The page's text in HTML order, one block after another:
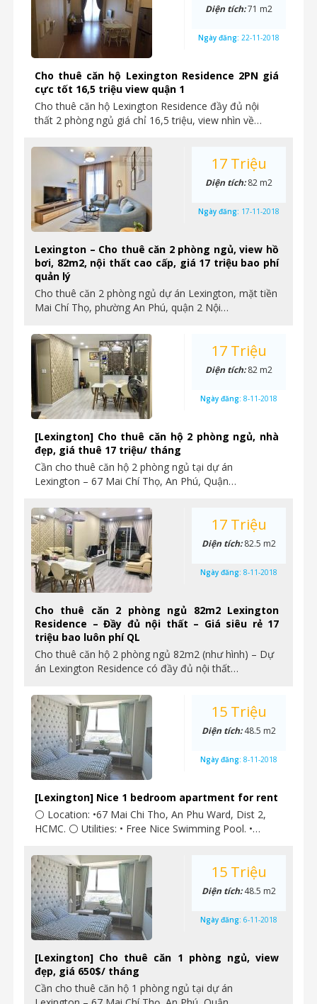
Cho thuê căn hộ Lexington Residence 2PN giá
cực tốt 16,5 triệu view quận 1
Cho thuê căn hộ Lexington Residence đầy đủ nội
thất 2 phòng ngủ giá chỉ 16,5 triệu, view nhìn về…
Diện tích:71 m2
Ngày đăng: 22-11-2018
Lexington – Cho thuê căn 2 phòng ngủ, view hồ
bơi, 82m2, nội thất cao cấp, giá 17 triệu bao phí
quản lý
Cho thuê căn 2 phòng ngủ dự án Lexington, mặt tiền
Mai Chí Thọ, phường An Phú, quận 2 Nội…
17 Triệu
Diện tích:82 m2
Ngày đăng: 17-11-2018
[Lexington] Cho thuê căn hộ 2 phòng ngủ, nhà
đẹp, giá thuê 17 triệu/ tháng
Cần cho thuê căn hộ 2 phòng ngủ tại dự án
Lexington – 67 Mai Chí Thọ, An Phú, Quận…
17 Triệu
Diện tích:82 m2
Ngày đăng: 8-11-2018
Cho thuê căn 2 phòng ngủ 82m2 Lexington
Residence – Đầy đủ nội thất – Giá siêu rẻ 17
triệu bao luôn phí QL
Cho thuê căn hộ 2 phòng ngủ 82m2 (như hình) – Dự
án Lexington Residence có đầy đủ nội thất…
17 Triệu
Diện tích:82.5 m2
Ngày đăng: 8-11-2018
[Lexington] Nice 1 bedroom apartment for rent
⚪ Location: •67 Mai Chi Tho, An Phu Ward, Dist 2,
HCMC. ⚪ Utilities: • Free Nice Swimming Pool. •…
15 Triệu
Diện tích:48.5 m2
Ngày đăng: 8-11-2018
[Lexington] Cho thuê căn 1 phòng ngủ, view
đẹp, giá 650$/ tháng
Cần cho thuê căn hộ 1 phòng ngủ tại dự án
15 Triệu
Diện tích:48.5 m2
Ngày đăng: 6-11-2018